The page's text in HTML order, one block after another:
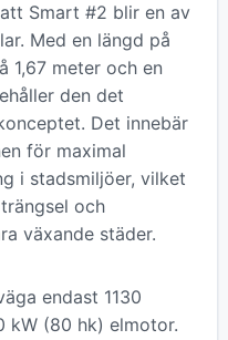
Smart #2 blir en av
Med en längd på
1,67 meter och en
den det
Det innebär
för maximal
i stadsmiljöer, vilket
och
växande städer.
endast 1130
kW (80 hk) elmotor.